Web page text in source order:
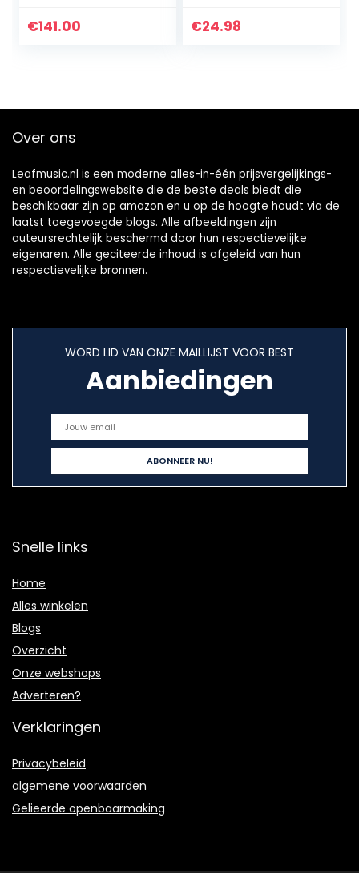
voor studio-
€141.00
microfoon en
€24.98
Over ons
Leafmusic.nl is een moderne alles-in-één prijsvergelijkings-
en beoordelingswebsite die de beste deals biedt die
beschikbaar zijn op amazon en u op de hoogte houdt via de
laatst toegevoegde blogs. Alle afbeeldingen zijn
auteursrechtelijk beschermd door hun respectievelijke
eigenaren. Alle geciteerde inhoud is afgeleid van hun
respectievelijke bronnen.
WORD LID VAN ONZE MAILLIJST VOOR BEST
Aanbiedingen
Snelle links
Home
Alles winkelen
Blogs
Overzicht
Onze webshops
Adverteren?
Verklaringen
Privacybeleid
algemene voorwaarden
Gelieerde openbaarmaking